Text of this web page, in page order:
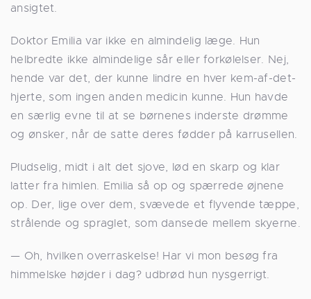
ansigtet.
Doktor Emilia var ikke en almindelig læge. Hun
helbredte ikke almindelige sår eller forkølelser. Nej,
hende var det, der kunne lindre en hver kem-af-det-
hjerte, som ingen anden medicin kunne. Hun havde
en særlig evne til at se børnenes inderste drømme
og ønsker, når de satte deres fødder på karrusellen.
Pludselig, midt i alt det sjove, lød en skarp og klar
latter fra himlen. Emilia så op og spærrede øjnene
op. Der, lige over dem, svævede et flyvende tæppe,
strålende og spraglet, som dansede mellem skyerne.
— Oh, hvilken overraskelse! Har vi mon besøg fra
himmelske højder i dag? udbrød hun nysgerrigt.